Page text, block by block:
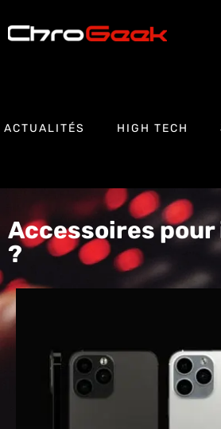
ACTUALITÉS HIGH TECH
Accessoires pour
?